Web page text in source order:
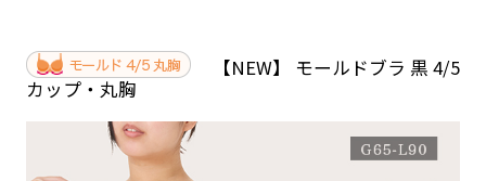
【NEW】 モールドブラ 黒 4/5
カップ・丸胸